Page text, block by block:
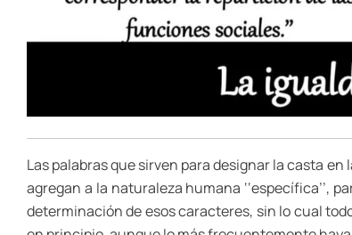
Las palabras que sirven para designar la casta
agregan a la naturaleza humana
determinación de esos caracteres, sin lo cual